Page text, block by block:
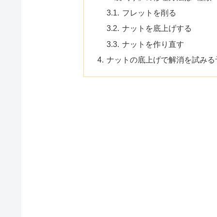
フレットを削る
ナットを底上げする
ナットを作り直す
ナットの底上げで解消を試みる